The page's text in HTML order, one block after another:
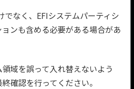
でなく、EFIシステムパーティシ
ンも含める必要がある場合があ
域を誤って入れ替えないよう
確認を行ってください。